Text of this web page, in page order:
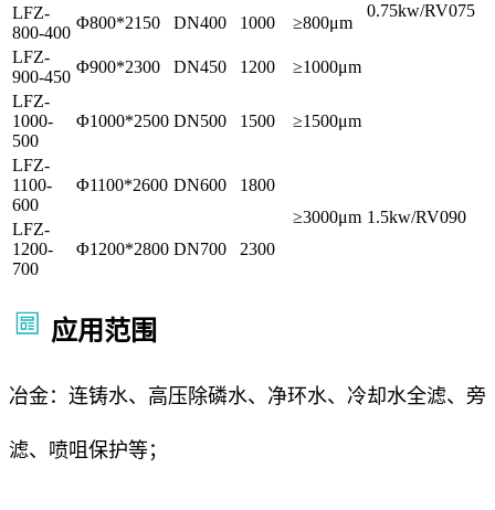
0.75kw/RV075
LFZ-
800-400
Φ800*2150 DN400 1000
≥800μm
LFZ-
900-450
Φ900*2300 DN450 1200
≥1000μm
LFZ-
1000-
500
Φ1000*2500 DN500 1500 ≥1500μm
LFZ-
1100-
600
Φ1100*2600 DN600
1800
≥3000μm 1.5kw/RV090
LFZ-
1200-
700
Φ1200*2800 DN700 2300
应用范围
冶金：连铸水、高压除磷水、净环水、冷却水全滤、旁
滤、喷咀保护等；